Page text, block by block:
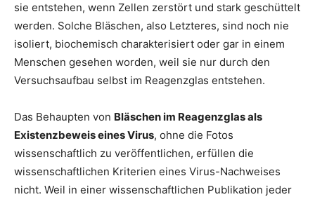
sie entstehen, wenn Zellen zerstört und stark geschüttelt
werden. Solche Bläschen, also Letzteres, sind noch nie
isoliert, biochemisch charakterisiert oder gar in einem
Menschen gesehen worden, weil sie nur durch den
Versuchsaufbau selbst im Reagenzglas entstehen.
Das Behaupten von Bläschen im Reagenzglas als
Existenzbeweis eines Virus, ohne die Fotos
wissenschaftlich zu veröffentlichen, erfüllen die
wissenschaftlichen Kriterien eines Virus-Nachweises
nicht. Weil in einer wissenschaftlichen Publikation jeder